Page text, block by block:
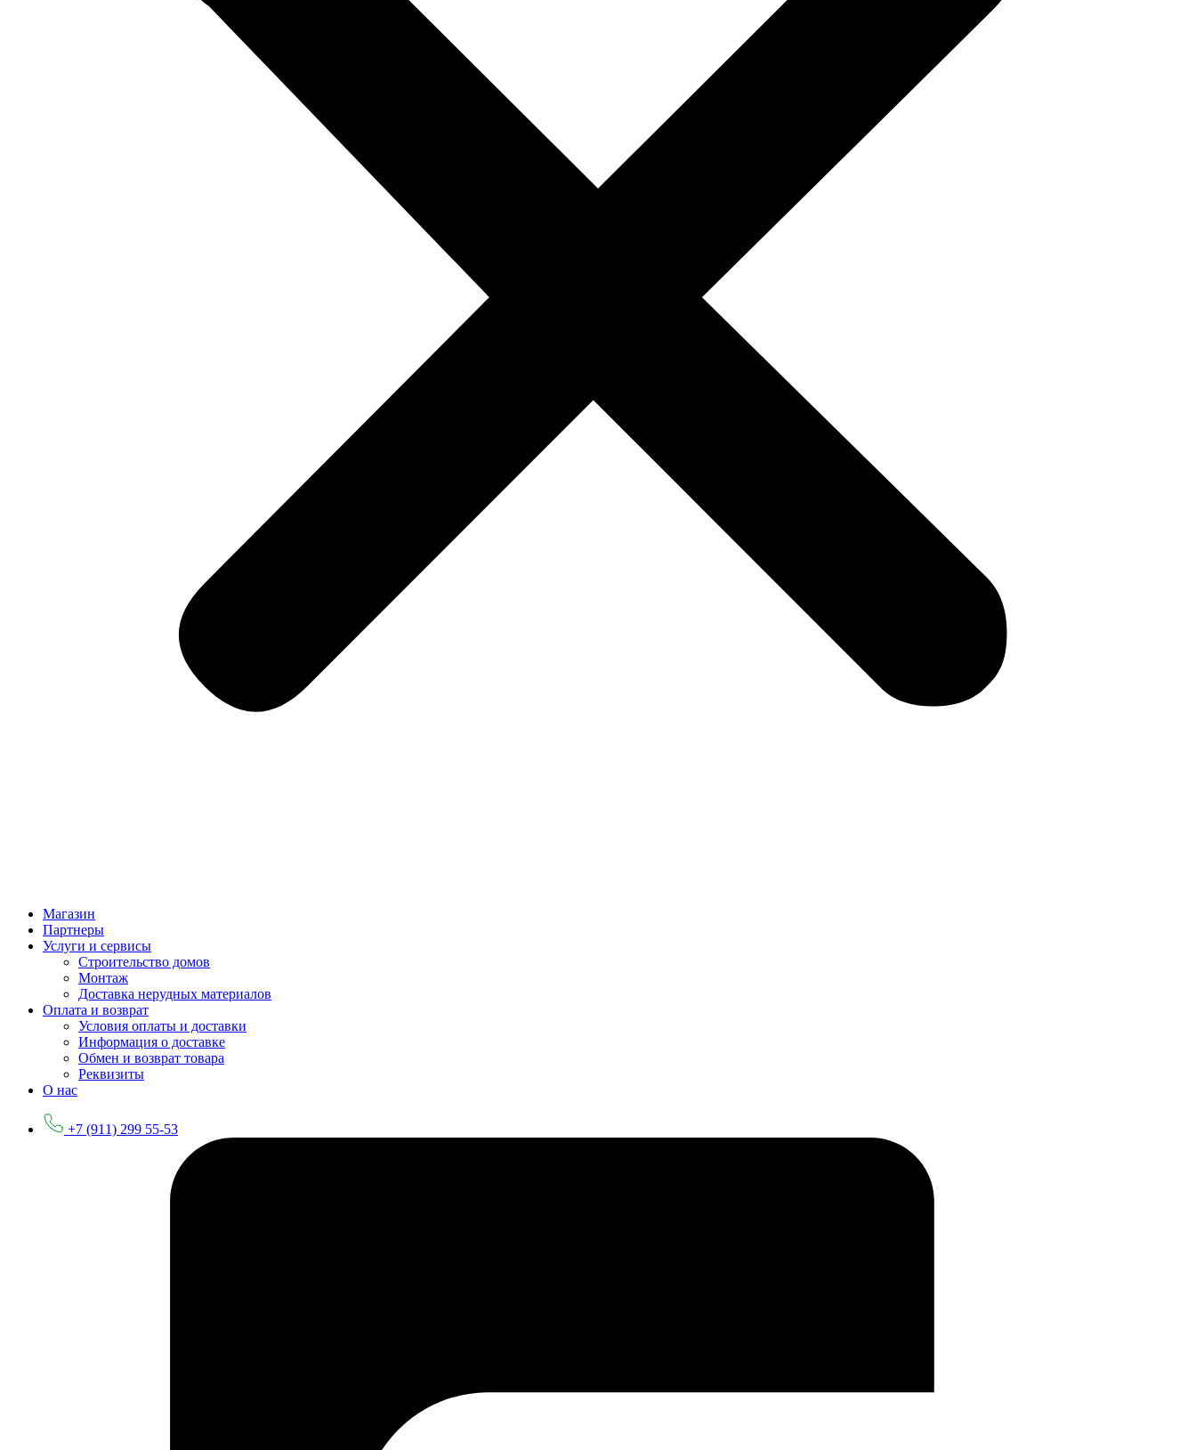
Магазин
Партнеры
Услуги и сервисы
Строительство домов
Монтаж
Доставка нерудных материалов
Оплата и возврат
Условия оплаты и доставки
Информация о доставке
Обмен и возврат товара
Реквизиты
О нас
+7 (911) 299 55-53